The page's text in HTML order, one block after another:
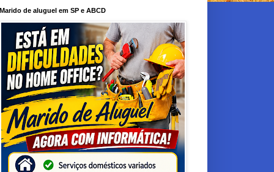
Marido de aluguel em SP e ABCD